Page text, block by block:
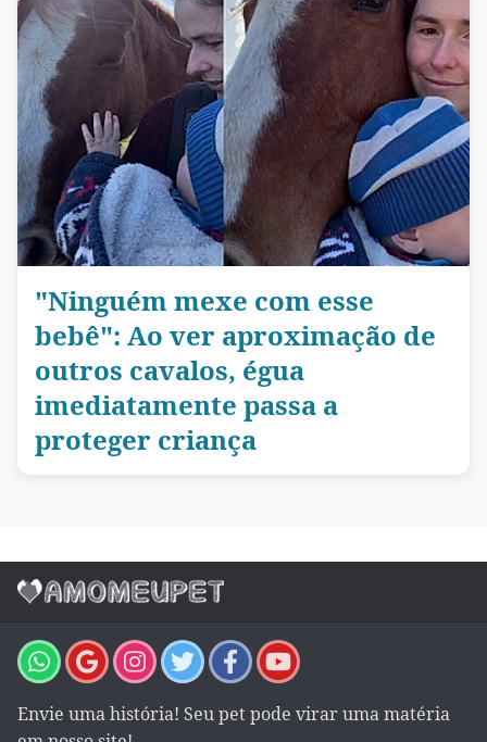
"Ninguém mexe com esse
bebê": Ao ver aproximação de
outros cavalos, égua
imediatamente passa a
proteger criança
Envie uma história! Seu pet pode virar uma matéria